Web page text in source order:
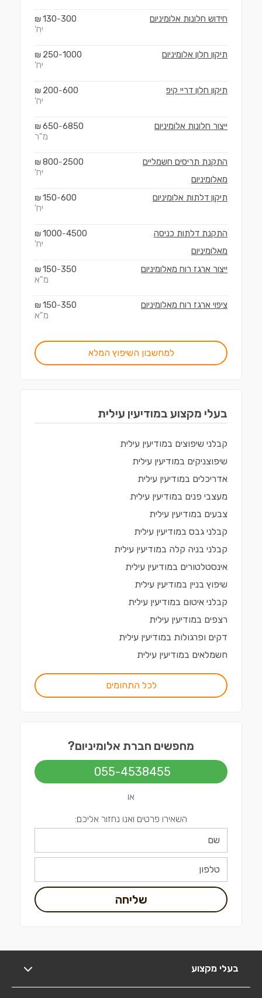
חידוש חלונות אלומיניום 130-300
₪
יח'
תיקון חלון אלומיניום 250-1000
₪
יח'
תיקון חלון דריי קיפ 200-600
₪
יח'
ייצור חלונות אלומיניום 650-6850
₪
מ"ר
התקנת תריסים חשמליים
מאלומיניום
800-2500
₪
יח'
תיקון דלתות אלומיניום 150-600
₪
יח'
התקנת דלתות כניסה
מאלומיניום
1000-4500
₪
יח'
ייצור ארגז רוח מאלומיניום 150-350
₪
מ"א
ציפוי ארגז רוח מאלומיניום 150-350
₪
מ"א
למחשבון השיפוץ המלא
בעלי מקצוע במודיעין עילית
קבלני שיפוצים במודיעין עילית
שיפוצניקים במודיעין עילית
אדריכלים במודיעין עילית
מעצבי פנים במודיעין עילית
צבעים במודיעין עילית
קבלני גבס במודיעין עילית
קבלני בניה קלה במודיעין עילית
אינסטלטורים במודיעין עילית
שיפוץ בניין במודיעין עילית
קבלני איטום במודיעין עילית
רצפים במודיעין עילית
דקים ופרגולות במודיעין עילית
חשמלאים במודיעין עילית
לכל התחומים
מחפשים חברת אלומיניום?
055-4538455
או
השאירו פרטים ואנו נחזור אליכם:
שליחה
בעלי מקצוע